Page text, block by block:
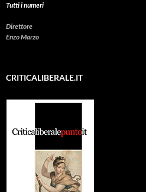
Tutti i numeri
Direttore
Enzo Marzo
CRITICALIBERALE.IT